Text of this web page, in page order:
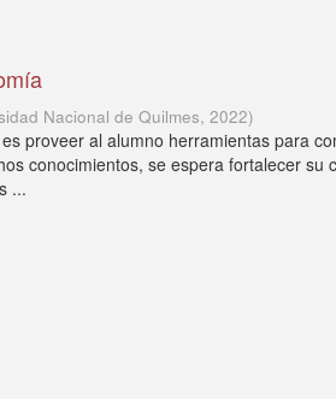
Nacional de Quilmes,2022)
proveer al alumno herramientas para
conocimientos, se espera fortalecer su
...